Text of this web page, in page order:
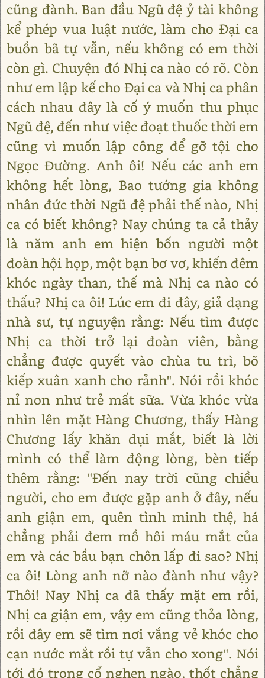
cũng đành. Ban đầu Ngũ đệ ỷ tài không
kể phép vua luật nước, làm cho Đại ca
buồn bã tự vẫn, nếu không có em thời
còn gì. Chuyện đó Nhị ca nào có rõ. Còn
như em lập kế cho Đại ca và Nhị ca phân
cách nhau đây là cố ý muốn thu phục
Ngũ đệ, đến như việc đoạt thuốc thời em
cũng vì muốn lập công để gỡ tội cho
Ngọc Đường. Anh ôi! Nếu các anh em
không hết lòng, Bao tướng gia không
nhân đức thời Ngũ đệ phải thế nào, Nhị
ca có biết không? Nay chúng ta cả thảy
là năm anh em hiện bốn người một
đoàn hội họp, một bạn bơ vơ, khiến đêm
khóc ngày than, thế mà Nhị ca nào có
thấu? Nhị ca ôi! Lúc em đi đây, giả dạng
nhà sư, tự nguyện rằng: Nếu tìm được
Nhị ca thời trở lại đoàn viên, bằng
chẳng được quyết vào chùa tu trì, bõ
kiếp xuân xanh cho rảnh". Nói rồi khóc
nỉ non như trẻ mất sữa. Vừa khóc vừa
nhìn lên mặt Hàng Chương, thấy Hàng
Chương lấy khăn dụi mắt, biết là lời
mình có thể làm động lòng, bèn tiếp
thêm rằng: "Đến nay trời cũng chiều
người, cho em được gặp anh ở đây, nếu
anh giận em, quên tình minh thệ, há
chẳng phải đem mồ hôi máu mắt của
em và các bầu bạn chôn lấp đi sao? Nhị
ca ôi! Lòng anh nỡ nào đành như vậy?
Thôi! Nay Nhị ca đã thấy mặt em rồi,
Nhị ca giận em, vậy em cũng thỏa lòng,
rồi đây em sẽ tìm nơi vắng vẻ khóc cho
cạn nước mắt rồi tự vẫn cho xong". Nói
tới đó trong cổ nghẹn ngào, thốt chẳng